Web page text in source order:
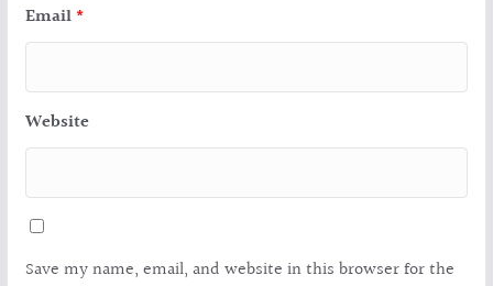
Email *
Website
Save my name, email, and website in this browser for the